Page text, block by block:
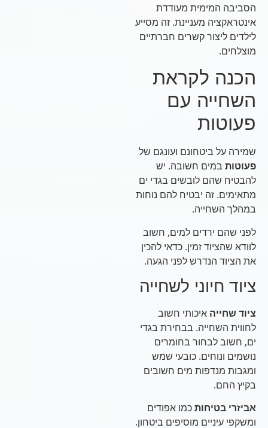
הסביבה המימית מעודדת
אינטראקציה מעניינת. זה מסייע
לילדים ליצור קשרים חברתיים
מוצלחים.
הכנה לקראת
השחייה עם
פעוטות
שמירה על ביטחונם ועונגם של
פעוטותבמים חשובה. יש
להבטיח שהם לובשים בגדי ים
מתאימים. זה יבטיח להם נוחות
במהלך השחייה.
לפני שהם ירדים למים, חשוב
לוודא שהציוד זמין. כדאי להכין
את הציוד הנדרש לפני הגעה.
ציוד חיוני לשחייה
ציוד שחייהאיכותי חשוב
לחווית השחייה. בבחירת בגדי
ים, חשוב לבחור בחומרים
נושמים ונוחים. כובעי שמש
ומגבות מנדפות מים חשובים
בקיץ החם.
אביזרי בטיחותכמו אפודים
ומשקפי עיניים מוסיפים ביטחון.